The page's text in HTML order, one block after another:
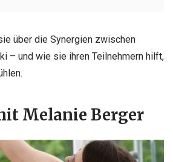
über die Synergien zwischen
– und wie sie ihren Teilnehmern hilft,
Melanie Berger